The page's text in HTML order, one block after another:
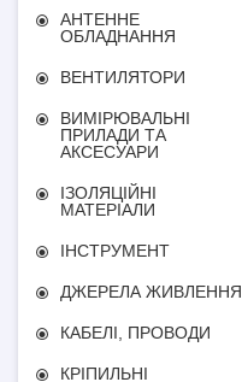
АНТЕННЕ
ОБЛАДНАННЯ
ВЕНТИЛЯТОРИ
ВИМІРЮВАЛЬНІ
ПРИЛАДИ ТА
АКСЕСУАРИ
ІЗОЛЯЦІЙНІ
МАТЕРІАЛИ
ІНСТРУМЕНТ
ДЖЕРЕЛА ЖИВЛЕННЯ
КАБЕЛІ, ПРОВОДИ
КРІПИЛЬНІ